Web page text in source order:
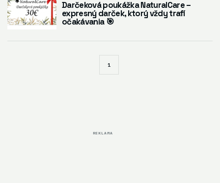
Darčeková poukážka NaturalCare –
expresný darček, ktorý vždy trafí
očakávania 🎯
1
REKLAMA